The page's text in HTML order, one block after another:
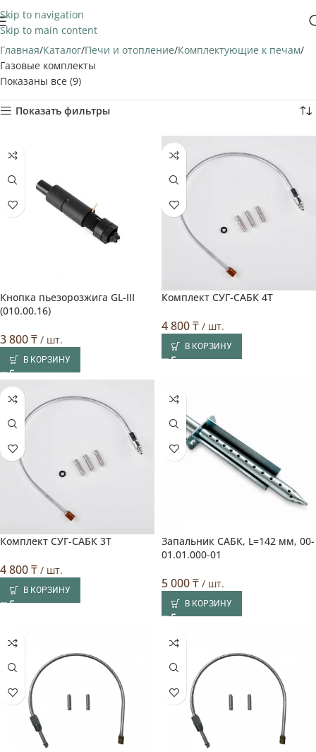
Skip to navigation
Skip to main content
Главная Каталог Печи и отопление Комплектующие к печам
Газовые комплекты
Показаны все (9)
Показать фильтры
Кнопка пьезорозжига GL-III
(010.00.16)
3 800₸ / шт.
В КОРЗИНУ
Комплект СУГ-САБК 4T
4 800₸ / шт.
В КОРЗИНУ
Комплект СУГ-САБК 3T
4 800₸ / шт.
В КОРЗИНУ
Запальник САБК, L=142 мм, 00-
01.01.000-01
5 000₸ / шт.
В КОРЗИНУ